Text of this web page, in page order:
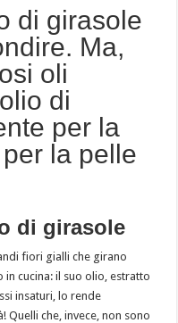
di girasole
Ma,
oli
di
per la
la pelle
di girasole
fiori gialli che girano
cucina: il suo olio, estratto
insaturi, lo rende
che, invece, non sono